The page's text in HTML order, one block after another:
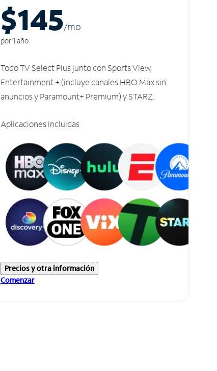
$145/mo
por 1 año
Todo TV Select Plus junto con Sports View,
Entertainment + (incluye canales HBO Max sin
anuncios y Paramount+ Premium) y STARZ.
Aplicaciones incluidas
Precios y otra información
Comenzar